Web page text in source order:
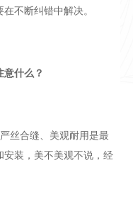
不断纠错中解决。
什么？
丝合缝、美观耐用是最
装，美不美观不说，经